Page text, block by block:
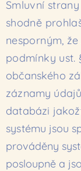
Smluvní
shodně
nesporným,
podmínky ust.
občanského
záznamy
databázi
systému jsou
prováděny
posloupně a